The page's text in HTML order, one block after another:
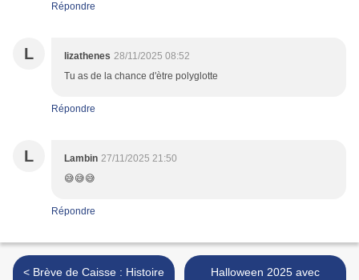
Répondre
L lizathenes 28/11/2025 08:52
Tu as de la chance d'ètre polyglotte
Répondre
L Lambin 27/11/2025 21:50
😅😅😅
Répondre
< Brève de Caisse : Histoire
Halloween 2025 avec